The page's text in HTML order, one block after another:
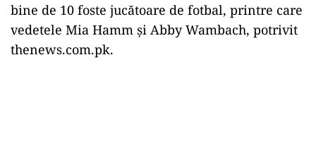
bine de 10 foste jucătoare de fotbal, printre care
vedetele Mia Hamm și Abby Wambach, potrivit
thenews.com.pk.